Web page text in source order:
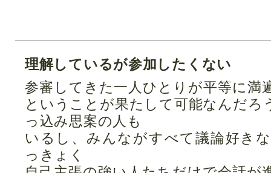
理解しているが参加したくない
参審してきた一人ひとりが平等に満
ということが果たして可能なんだろ
っ込み思案の人も
いるし、みんながすべて議論好き
っきょく